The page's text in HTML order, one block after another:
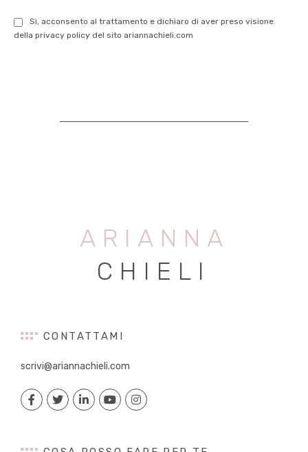
Sì, acconsento al trattamento e dichiaro di aver preso visione
della privacy policy del sito ariannachieli.com
ARIANNA
CHIELI
CONTATTAMI
scrivi@ariannachieli.com